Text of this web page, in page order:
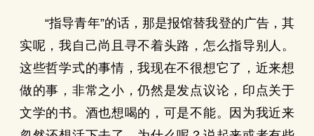
“指导青年”的话，那是报馆替我登的广告，其
实呢，我自己尚且寻不着头路，怎么指导别人。
这些哲学式的事情，我现在不很想它了，近来想
做的事，非常之小，仍然是发点议论，印点关于
文学的书。酒也想喝的，可是不能。因为我近来